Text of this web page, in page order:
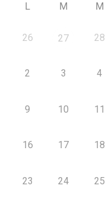
L M M
26 27 28
2 3 4
9 10 11
16 17 18
23 24 25